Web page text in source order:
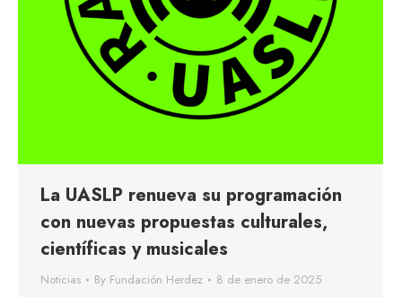
La UASLP renueva su programación
con nuevas propuestas culturales,
científicas y musicales
Noticias By Fundación Herdez 8 de enero de 2025